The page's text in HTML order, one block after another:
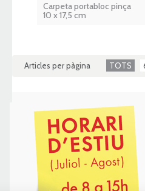
Carpeta portabloc pinça
10 x 17,5 cm
Articles per pàgina TOTS